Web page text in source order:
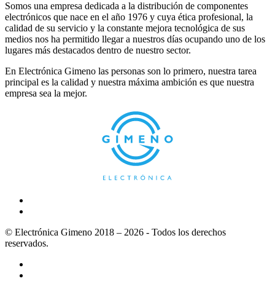
Somos una empresa dedicada a la distribución de componentes
electrónicos que nace en el año 1976 y cuya ética profesional, la
calidad de su servicio y la constante mejora tecnológica de sus
medios nos ha permitido llegar a nuestros días ocupando uno de los
lugares más destacados dentro de nuestro sector.
En Electrónica Gimeno las personas son lo primero, nuestra tarea
principal es la calidad y nuestra máxima ambición es que nuestra
empresa sea la mejor.
© Electrónica Gimeno 2018 – 2026 - Todos los derechos
reservados.